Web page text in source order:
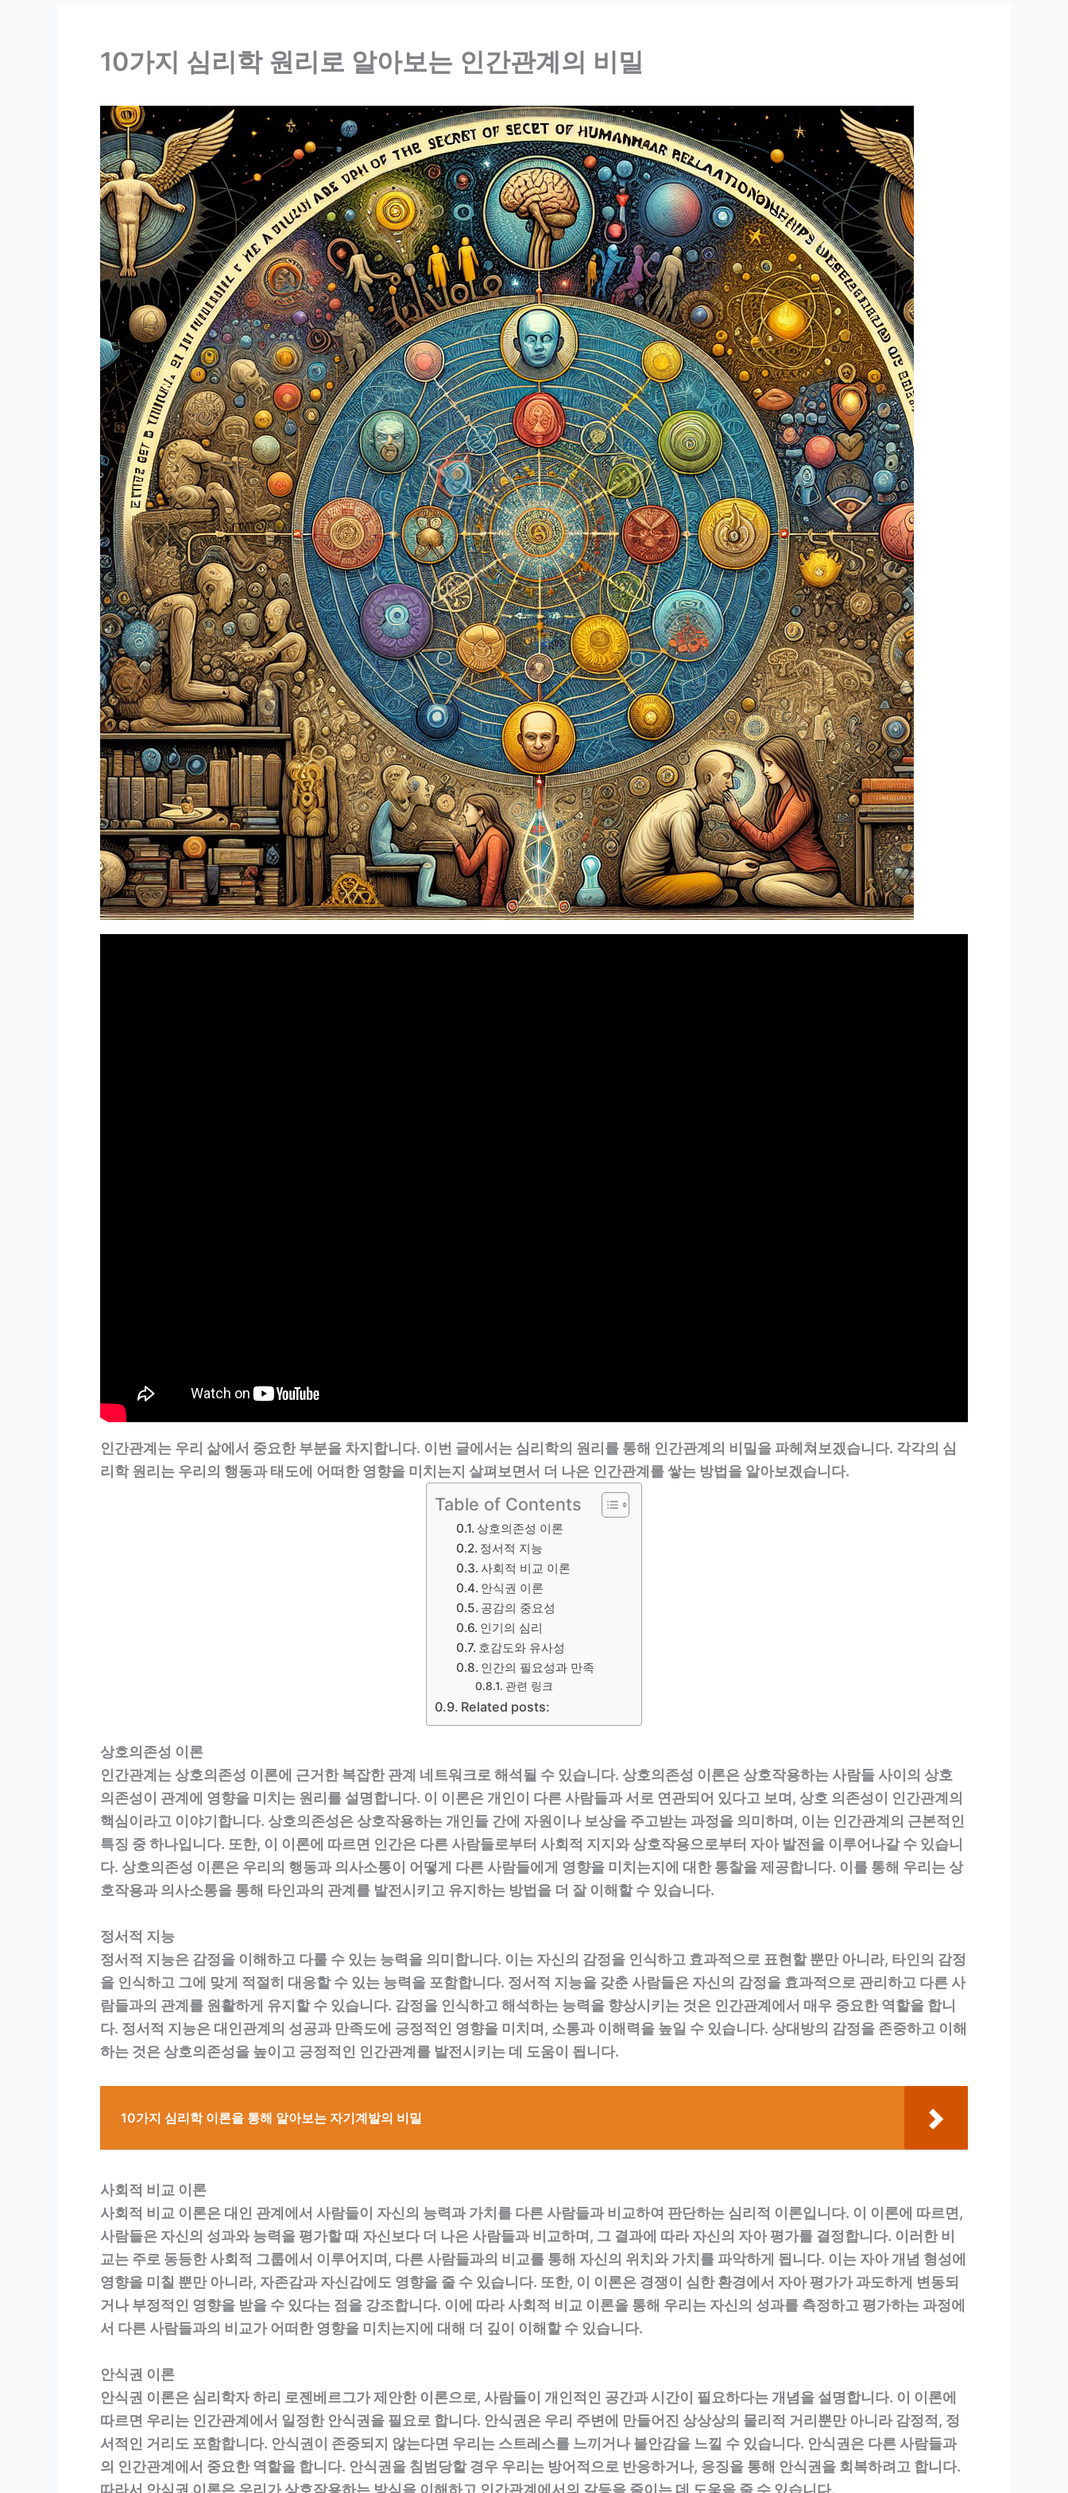
10가지 심리학 원리로 알아보는 인간관계의 비밀
인간관계는 우리 삶에서 중요한 부분을 차지합니다. 이번 글에서는 심리학의 원리를 통해 인간관계의 비밀을 파헤쳐보겠습니다. 각각의 심
리학 원리는 우리의 행동과 태도에 어떠한 영향을 미치는지 살펴보면서 더 나은 인간관계를 쌓는 방법을 알아보겠습니다.
Table of Contents
상호의존성 이론
정서적 지능
사회적 비교 이론
안식권 이론
공감의 중요성
인기의 심리
호감도와 유사성
인간의 필요성과 만족
관련 링크
Related posts:
상호의존성 이론
인간관계는 상호의존성 이론에 근거한 복잡한 관계 네트워크로 해석될 수 있습니다. 상호의존성 이론은 상호작용하는 사람들 사이의 상호
의존성이 관계에 영향을 미치는 원리를 설명합니다. 이 이론은 개인이 다른 사람들과 서로 연관되어 있다고 보며, 상호 의존성이 인간관계의
핵심이라고 이야기합니다. 상호의존성은 상호작용하는 개인들 간에 자원이나 보상을 주고받는 과정을 의미하며, 이는 인간관계의 근본적인
특징 중 하나입니다. 또한, 이 이론에 따르면 인간은 다른 사람들로부터 사회적 지지와 상호작용으로부터 자아 발전을 이루어나갈 수 있습니
다. 상호의존성 이론은 우리의 행동과 의사소통이 어떻게 다른 사람들에게 영향을 미치는지에 대한 통찰을 제공합니다. 이를 통해 우리는 상
호작용과 의사소통을 통해 타인과의 관계를 발전시키고 유지하는 방법을 더 잘 이해할 수 있습니다.
정서적 지능
정서적 지능은 감정을 이해하고 다룰 수 있는 능력을 의미합니다. 이는 자신의 감정을 인식하고 효과적으로 표현할 뿐만 아니라, 타인의 감정
을 인식하고 그에 맞게 적절히 대응할 수 있는 능력을 포함합니다. 정서적 지능을 갖춘 사람들은 자신의 감정을 효과적으로 관리하고 다른 사
람들과의 관계를 원활하게 유지할 수 있습니다. 감정을 인식하고 해석하는 능력을 향상시키는 것은 인간관계에서 매우 중요한 역할을 합니
다. 정서적 지능은 대인관계의 성공과 만족도에 긍정적인 영향을 미치며, 소통과 이해력을 높일 수 있습니다. 상대방의 감정을 존중하고 이해
하는 것은 상호의존성을 높이고 긍정적인 인간관계를 발전시키는 데 도움이 됩니다.
10가지 심리학 이론을 통해 알아보는 자기계발의 비밀
사회적 비교 이론
사회적 비교 이론은 대인 관계에서 사람들이 자신의 능력과 가치를 다른 사람들과 비교하여 판단하는 심리적 이론입니다. 이 이론에 따르면,
사람들은 자신의 성과와 능력을 평가할 때 자신보다 더 나은 사람들과 비교하며, 그 결과에 따라 자신의 자아 평가를 결정합니다. 이러한 비
교는 주로 동등한 사회적 그룹에서 이루어지며, 다른 사람들과의 비교를 통해 자신의 위치와 가치를 파악하게 됩니다. 이는 자아 개념 형성에
영향을 미칠 뿐만 아니라, 자존감과 자신감에도 영향을 줄 수 있습니다. 또한, 이 이론은 경쟁이 심한 환경에서 자아 평가가 과도하게 변동되
거나 부정적인 영향을 받을 수 있다는 점을 강조합니다. 이에 따라 사회적 비교 이론을 통해 우리는 자신의 성과를 측정하고 평가하는 과정에
서 다른 사람들과의 비교가 어떠한 영향을 미치는지에 대해 더 깊이 이해할 수 있습니다.
안식권 이론
안식권 이론은 심리학자 하리 로젠베르그가 제안한 이론으로, 사람들이 개인적인 공간과 시간이 필요하다는 개념을 설명합니다. 이 이론에
따르면 우리는 인간관계에서 일정한 안식권을 필요로 합니다. 안식권은 우리 주변에 만들어진 상상상의 물리적 거리뿐만 아니라 감정적, 정
서적인 거리도 포함합니다. 안식권이 존중되지 않는다면 우리는 스트레스를 느끼거나 불안감을 느낄 수 있습니다. 안식권은 다른 사람들과
의 인간관계에서 중요한 역할을 합니다. 안식권을 침범당할 경우 우리는 방어적으로 반응하거나, 응징을 통해 안식권을 회복하려고 합니다.
따라서 안식권 이론은 우리가 상호작용하는 방식을 이해하고 인간관계에서의 갈등을 줄이는 데 도움을 줄 수 있습니다.